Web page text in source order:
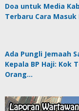
Doa untuk Media
Terbaru Cara
Ada Pungli Jemaah
Kepala BP Haji: Kok
Orang…